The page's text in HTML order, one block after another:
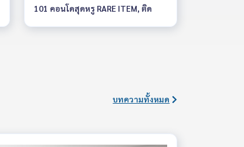
101 คอนโดสุดหรู RARE ITEM, ติด
บทความทั้งหมด